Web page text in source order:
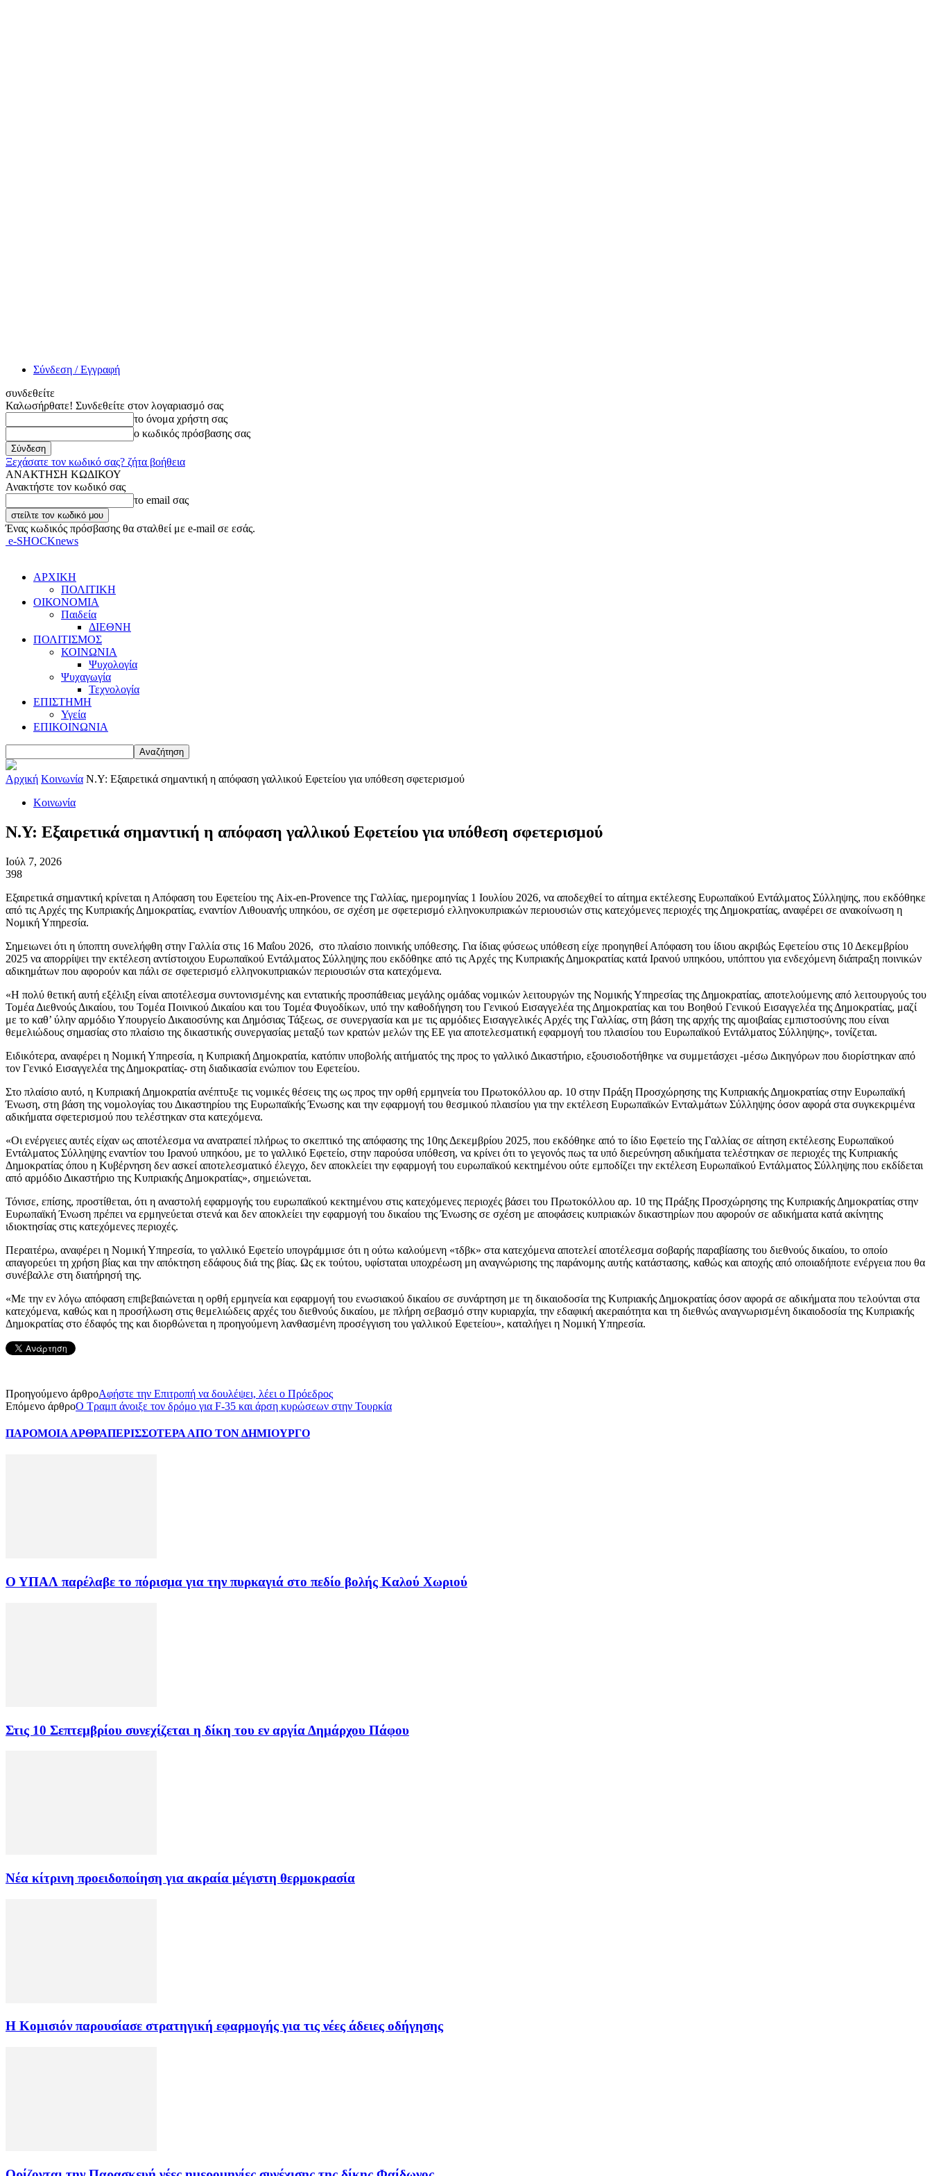
Σύνδεση / Εγγραφή
συνδεθείτε
Καλωσήρθατε! Συνδεθείτε στον λογαριασμό σας
το όνομα χρήστη σας
ο κωδικός πρόσβασης σας
Ξεχάσατε τον κωδικό σας? ζήτα βοήθεια
ΑΝΑΚΤΗΣΗ ΚΩΔΙΚΟΥ
Ανακτήστε τον κωδικό σας
το email σας
Ένας κωδικός πρόσβασης θα σταλθεί με e-mail σε εσάς.
e-SHOCKnews
ΑΡΧΙΚΗ
ΠΟΛΙΤΙΚΗ
ΟΙΚΟΝΟΜΙΑ
Παιδεία
ΔΙΕΘΝΗ
ΠΟΛΙΤΙΣΜΟΣ
ΚΟΙΝΩΝΙΑ
Ψυχολογία
Ψυχαγωγία
Τεχνολογία
ΕΠΙΣΤΗΜΗ
Υγεία
ΕΠΙΚΟΙΝΩΝΙΑ
Αρχική Κοινωνία Ν.Υ: Εξαιρετικά σημαντική η απόφαση γαλλικού Εφετείου για υπόθεση σφετερισμού
Κοινωνία
Ν.Υ: Εξαιρετικά σημαντική η απόφαση γαλλικού Εφετείου για υπόθεση σφετερισμού
Ιούλ 7, 2026
398
Εξαιρετικά σημαντική κρίνεται η Απόφαση του Εφετείου της Aix-en-Provence της Γαλλίας, ημερομηνίας 1 Ιουλίου 2026, να αποδεχθεί το αίτημα εκτέλεσης Ευρωπαϊκού Εντάλματος Σύλληψης, που εκδόθηκε
από τις Αρχές της Κυπριακής Δημοκρατίας, εναντίον Λιθουανής υπηκόου, σε σχέση με σφετερισμό ελληνοκυπριακών περιουσιών στις κατεχόμενες περιοχές της Δημοκρατίας, αναφέρει σε ανακοίνωση η
Νομική Υπηρεσία.
Σημειωνει ότι η ύποπτη συνελήφθη στην Γαλλία στις 16 Μαΐου 2026, στο πλαίσιο ποινικής υπόθεσης. Για ίδιας φύσεως υπόθεση είχε προηγηθεί Απόφαση του ίδιου ακριβώς Εφετείου στις 10 Δεκεμβρίου
2025 να απορρίψει την εκτέλεση αντίστοιχου Ευρωπαϊκού Εντάλματος Σύλληψης που εκδόθηκε από τις Αρχές της Κυπριακής Δημοκρατίας κατά Ιρανού υπηκόου, υπόπτου για ενδεχόμενη διάπραξη ποινικών
αδικημάτων που αφορούν και πάλι σε σφετερισμό ελληνοκυπριακών περιουσιών στα κατεχόμενα.
«Η πολύ θετική αυτή εξέλιξη είναι αποτέλεσμα συντονισμένης και εντατικής προσπάθειας μεγάλης ομάδας νομικών λειτουργών της Νομικής Υπηρεσίας της Δημοκρατίας, αποτελούμενης από λειτουργούς του
Τομέα Διεθνούς Δικαίου, του Τομέα Ποινικού Δικαίου και του Τομέα Φυγοδίκων, υπό την καθοδήγηση του Γενικού Εισαγγελέα της Δημοκρατίας και του Βοηθού Γενικού Εισαγγελέα της Δημοκρατίας, μαζί
με το καθ’ ύλην αρμόδιο Υπουργείο Δικαιοσύνης και Δημόσιας Τάξεως, σε συνεργασία και με τις αρμόδιες Εισαγγελικές Αρχές της Γαλλίας, στη βάση της αρχής της αμοιβαίας εμπιστοσύνης που είναι
θεμελιώδους σημασίας στο πλαίσιο της δικαστικής συνεργασίας μεταξύ των κρατών μελών της ΕΕ για αποτελεσματική εφαρμογή του πλαισίου του Ευρωπαϊκού Εντάλματος Σύλληψης», τονίζεται.
Ειδικότερα, αναφέρει η Νομική Υπηρεσία, η Κυπριακή Δημοκρατία, κατόπιν υποβολής αιτήματός της προς το γαλλικό Δικαστήριο, εξουσιοδοτήθηκε να συμμετάσχει -μέσω Δικηγόρων που διορίστηκαν από
τον Γενικό Εισαγγελέα της Δημοκρατίας- στη διαδικασία ενώπιον του Εφετείου.
Στο πλαίσιο αυτό, η Κυπριακή Δημοκρατία ανέπτυξε τις νομικές θέσεις της ως προς την ορθή ερμηνεία του Πρωτοκόλλου αρ. 10 στην Πράξη Προσχώρησης της Κυπριακής Δημοκρατίας στην Ευρωπαϊκή
Ένωση, στη βάση της νομολογίας του Δικαστηρίου της Ευρωπαϊκής Ένωσης και την εφαρμογή του θεσμικού πλαισίου για την εκτέλεση Ευρωπαϊκών Ενταλμάτων Σύλληψης όσον αφορά στα συγκεκριμένα
αδικήματα σφετερισμού που τελέστηκαν στα κατεχόμενα.
«Οι ενέργειες αυτές είχαν ως αποτέλεσμα να ανατραπεί πλήρως το σκεπτικό της απόφασης της 10ης Δεκεμβρίου 2025, που εκδόθηκε από το ίδιο Εφετείο της Γαλλίας σε αίτηση εκτέλεσης Ευρωπαϊκού
Εντάλματος Σύλληψης εναντίον του Ιρανού υπηκόου, με το γαλλικό Εφετείο, στην παρούσα υπόθεση, να κρίνει ότι το γεγονός πως τα υπό διερεύνηση αδικήματα τελέστηκαν σε περιοχές της Κυπριακής
Δημοκρατίας όπου η Κυβέρνηση δεν ασκεί αποτελεσματικό έλεγχο, δεν αποκλείει την εφαρμογή του ευρωπαϊκού κεκτημένου ούτε εμποδίζει την εκτέλεση Ευρωπαϊκού Εντάλματος Σύλληψης που εκδίδεται
από αρμόδιο Δικαστήριο της Κυπριακής Δημοκρατίας», σημειώνεται.
Τόνισε, επίσης, προστίθεται, ότι η αναστολή εφαρμογής του ευρωπαϊκού κεκτημένου στις κατεχόμενες περιοχές βάσει του Πρωτοκόλλου αρ. 10 της Πράξης Προσχώρησης της Κυπριακής Δημοκρατίας στην
Ευρωπαϊκή Ένωση πρέπει να ερμηνεύεται στενά και δεν αποκλείει την εφαρμογή του δικαίου της Ένωσης σε σχέση με αποφάσεις κυπριακών δικαστηρίων που αφορούν σε αδικήματα κατά ακίνητης
ιδιοκτησίας στις κατεχόμενες περιοχές.
Περαιτέρω, αναφέρει η Νομική Υπηρεσία, το γαλλικό Εφετείο υπογράμμισε ότι η ούτω καλούμενη «τδβκ» στα κατεχόμενα αποτελεί αποτέλεσμα σοβαρής παραβίασης του διεθνούς δικαίου, το οποίο
απαγορεύει τη χρήση βίας και την απόκτηση εδάφους διά της βίας. Ως εκ τούτου, υφίσταται υποχρέωση μη αναγνώρισης της παράνομης αυτής κατάστασης, καθώς και αποχής από οποιαδήποτε ενέργεια που θα
συνέβαλλε στη διατήρησή της.
«Με την εν λόγω απόφαση επιβεβαιώνεται η ορθή ερμηνεία και εφαρμογή του ενωσιακού δικαίου σε συνάρτηση με τη δικαιοδοσία της Κυπριακής Δημοκρατίας όσον αφορά σε αδικήματα που τελούνται στα
κατεχόμενα, καθώς και η προσήλωση στις θεμελιώδεις αρχές του διεθνούς δικαίου, με πλήρη σεβασμό στην κυριαρχία, την εδαφική ακεραιότητα και τη διεθνώς αναγνωρισμένη δικαιοδοσία της Κυπριακής
Δημοκρατίας στο έδαφός της και διορθώνεται η προηγούμενη λανθασμένη προσέγγιση του γαλλικού Εφετείου», καταλήγει η Νομική Υπηρεσία.
Προηγούμενο άρθροΑφήστε την Επιτροπή να δουλέψει, λέει ο Πρόεδρος
Επόμενο άρθροΟ Τραμπ άνοιξε τον δρόμο για F-35 και άρση κυρώσεων στην Τουρκία
ΠΑΡΟΜΟΙΑ ΑΡΘΡΑΠΕΡΙΣΣΟΤΕΡΑ ΑΠΟ ΤΟΝ ΔΗΜΙΟΥΡΓΟ
Ο ΥΠΑΛ παρέλαβε το πόρισμα για την πυρκαγιά στο πεδίο βολής Καλού Χωριού
Στις 10 Σεπτεμβρίου συνεχίζεται η δίκη του εν αργία Δημάρχου Πάφου
Νέα κίτρινη προειδοποίηση για ακραία μέγιστη θερμοκρασία
Η Κομισιόν παρουσίασε στρατηγική εφαρμογής για τις νέες άδειες οδήγησης